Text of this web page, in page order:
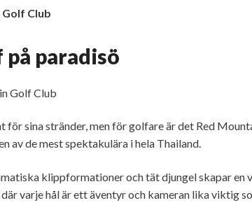
Club
paradisö
för sina stränder, men för golfare är det Red
av de mest spektakulära i hela Thailand.
klippformationer och tät djungel skapar en
varje hål är ett äventyr och kameran lika viktig